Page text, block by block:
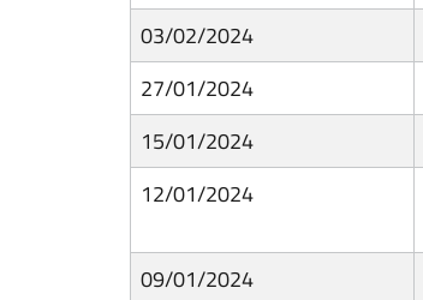
03/02/2024
27/01/2024
15/01/2024
12/01/2024
09/01/2024